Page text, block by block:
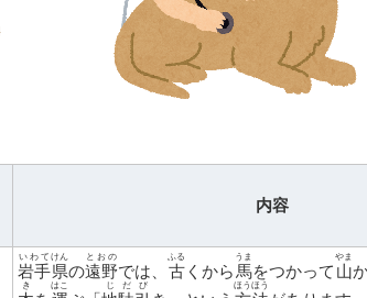
内容
岩手
いわて
県
けん
の遠野
とおの
では、 古
ふる
くから 馬
うま
をつかって 山
やま
き はこ じだび ほうほう